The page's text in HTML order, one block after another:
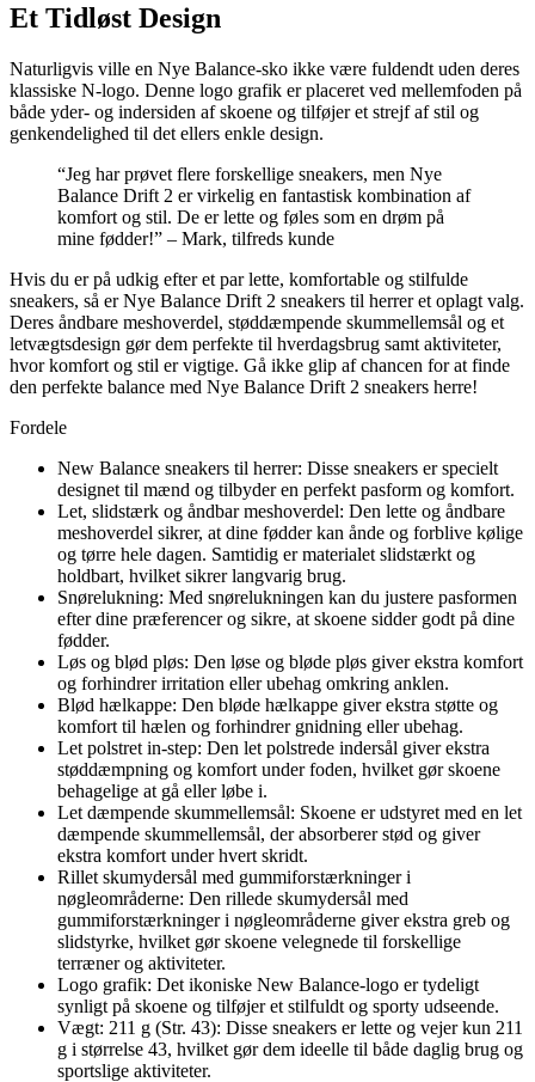
Et Tidløst Design
Naturligvis ville en Nye Balance-sko ikke være fuldendt uden deres
klassiske N-logo. Denne logo grafik er placeret ved mellemfoden på
både yder- og indersiden af skoene og tilføjer et strejf af stil og
genkendelighed til det ellers enkle design.
“Jeg har prøvet flere forskellige sneakers, men Nye
Balance Drift 2 er virkelig en fantastisk kombination af
komfort og stil. De er lette og føles som en drøm på
mine fødder!” – Mark, tilfreds kunde
Hvis du er på udkig efter et par lette, komfortable og stilfulde
sneakers, så er Nye Balance Drift 2 sneakers til herrer et oplagt valg.
Deres åndbare meshoverdel, støddæmpende skummellemsål og et
letvægtsdesign gør dem perfekte til hverdagsbrug samt aktiviteter,
hvor komfort og stil er vigtige. Gå ikke glip af chancen for at finde
den perfekte balance med Nye Balance Drift 2 sneakers herre!
Fordele
New Balance sneakers til herrer: Disse sneakers er specielt
designet til mænd og tilbyder en perfekt pasform og komfort.
Let, slidstærk og åndbar meshoverdel: Den lette og åndbare
meshoverdel sikrer, at dine fødder kan ånde og forblive kølige
og tørre hele dagen. Samtidig er materialet slidstærkt og
holdbart, hvilket sikrer langvarig brug.
Snørelukning: Med snørelukningen kan du justere pasformen
efter dine præferencer og sikre, at skoene sidder godt på dine
fødder.
Løs og blød pløs: Den løse og bløde pløs giver ekstra komfort
og forhindrer irritation eller ubehag omkring anklen.
Blød hælkappe: Den bløde hælkappe giver ekstra støtte og
komfort til hælen og forhindrer gnidning eller ubehag.
Let polstret in-step: Den let polstrede indersål giver ekstra
støddæmpning og komfort under foden, hvilket gør skoene
behagelige at gå eller løbe i.
Let dæmpende skummellemsål: Skoene er udstyret med en let
dæmpende skummellemsål, der absorberer stød og giver
ekstra komfort under hvert skridt.
Rillet skumydersål med gummiforstærkninger i
nøgleområderne: Den rillede skumydersål med
gummiforstærkninger i nøgleområderne giver ekstra greb og
slidstyrke, hvilket gør skoene velegnede til forskellige
terræner og aktiviteter.
Logo grafik: Det ikoniske New Balance-logo er tydeligt
synligt på skoene og tilføjer et stilfuldt og sporty udseende.
Vægt: 211 g (Str. 43): Disse sneakers er lette og vejer kun 211
g i størrelse 43, hvilket gør dem ideelle til både daglig brug og
sportslige aktiviteter.